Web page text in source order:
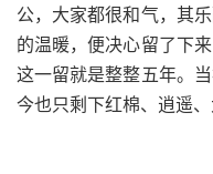
公，大家都很和气，其
的温暖，便决心留了下
这一留就是整整五年。
今也只剩下红棉、逍遥